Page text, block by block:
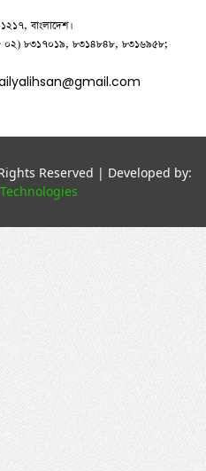
বাংলাদেশ।
৮৩১৭০১৯, ৮৩১৪৮৪৮, ৮৩১৬৯৫৮;
Reserved | Developed by: